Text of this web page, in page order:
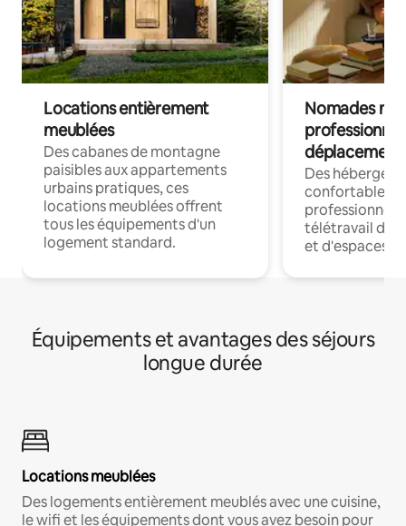
Locations entièrement
meublées
Des cabanes de montagne
paisibles aux appartements
urbains pratiques, ces
locations meublées offrent
tous les équipements d'un
logement standard.
Nomades
déplacement
Des
confortables
professionnels
télétravail
et d'espaces
Équipements et avantages des séjours
longue durée
Locations meublées
Des logements entièrement meublés avec une cuisine,
le wifi et les équipements dont vous avez besoin pour